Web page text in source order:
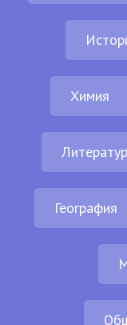
Химия
География